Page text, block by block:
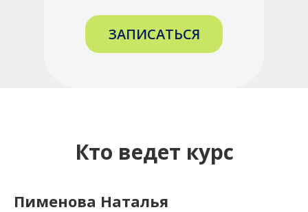
ЗАПИСАТЬСЯ
Кто ведет курс
Пименова Наталья